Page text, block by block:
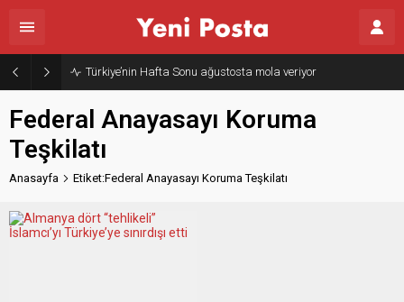
Türkiye’nin Hafta Sonu ağustosta mola veriyor
Federal Anayasayı Koruma
Teşkilatı
Anasayfa Etiket:Federal Anayasayı Koruma Teşkilatı